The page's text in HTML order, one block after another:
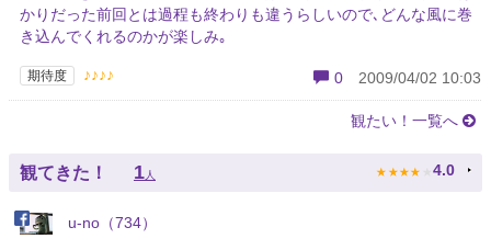
かりだった前回とは過程も終わりも違うらしいので､どんな風に巻
き込んでくれるのかが楽しみ｡
期待度 ♪♪♪♪ 0 2009/04/02 10:03
観たい！一覧へ
観てきた！ 1 人 ★ ★ ★ ★ ★ 4.0
u-no（734）